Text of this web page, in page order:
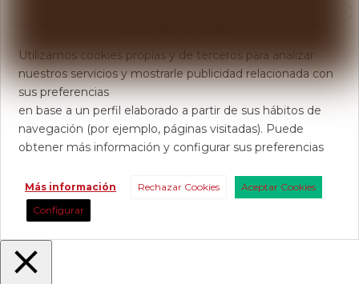
Utilizamos cookies propias y de terceros para analizar
nuestros servicios y mostrarle publicidad relacionada con
sus preferencias
en base a un perfil elaborado a partir de sus hábitos de
navegación (por ejemplo, páginas visitadas). Puede
obtener más información y configurar sus preferencias
Más información Rechazar Cookies
Aceptar Cookies
Configurar